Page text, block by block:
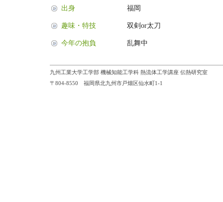
出身 福岡
趣味・特技 双剣or太刀
今年の抱負 乱舞中
九州工業大学工学部 機械知能工学科 熱流体工学講座 伝熱研究室
〒804-8550 福岡県北九州市戸畑区仙水町1-1